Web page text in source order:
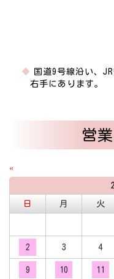
国道9号線沿い、
右手にあります。
営
«
日 月 火
2 3 4
9 10 11